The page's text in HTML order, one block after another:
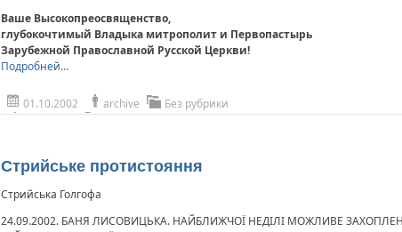
Ваше Высокопреосвященство,
глубокочтимый Владыка митрополит и Первопастырь
Зарубежной Православной Русской Церкви!
Подробней…
01.10.2002 archive Без рубрики
Стрийське протистояння
Стрийська Голгофа
24.09.2002. БАНЯ ЛИСОВИЦЬКА. НАЙБЛИЖЧОЇ НЕДІЛІ МОЖЛИВЕ